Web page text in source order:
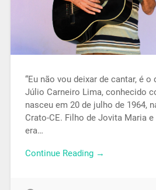
“Eu não vou deixar de cantar, é o
Júlio Carneiro Lima, conhecido
nasceu em 20 de julho de 1964,
Crato-CE. Filho de Jovita Maria
era…
Continue Reading →